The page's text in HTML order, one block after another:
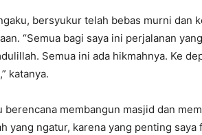
bersyukur telah bebas murni dan
“Semua bagi saya ini perjalanan
Semua ini ada hikmahnya. Ke
katanya.
berencana membangun masjid dan
yang ngatur, karena yang penting